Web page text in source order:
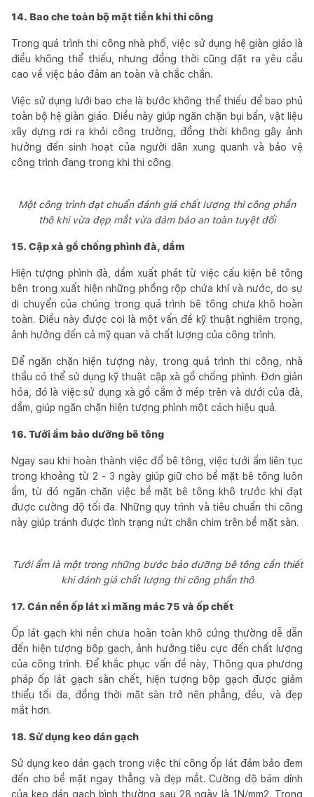
14. Bao che toàn bộ mặt tiền khi thi công
Trong quá trình thi công nhà phố, việc sử dụng hệ giàn giáo là
điều không thể thiếu, nhưng đồng thời cũng đặt ra yêu cầu
cao về việc bảo đảm an toàn và chắc chắn.
Việc sử dụng lưới bao che là bước không thể thiếu để bao phủ
toàn bộ hệ giàn giáo. Điều này giúp ngăn chặn bụi bẩn, vật liệu
xây dựng rơi ra khỏi công trường, đồng thời không gây ảnh
hưởng đến sinh hoạt của người dân xung quanh và bảo vệ
công trình đang trong khi thi công.
Một công trình đạt chuẩn đánh giá chất lượng thi công phần
thô khi vừa đẹp mắt vừa đảm bảo an toàn tuyệt đối
15. Cập xà gồ chống phình đà, dầm
Hiện tượng phình đà, dầm xuất phát từ việc cấu kiện bê tông
bên trong xuất hiện những phồng rộp chứa khí và nước, do sự
di chuyển của chúng trong quá trình bê tông chưa khô hoàn
toàn. Điều này được coi là một vấn đề kỹ thuật nghiêm trọng,
ảnh hưởng đến cả mỹ quan và chất lượng của công trình.
Để ngăn chặn hiện tượng này, trong quá trình thi công, nhà
thầu có thể sử dụng kỹ thuật cập xà gồ chống phình. Đơn giản
hóa, đó là việc sử dụng xà gồ cắm ở mép trên và dưới của đà,
dầm, giúp ngăn chặn hiện tượng phình một cách hiệu quả.
16. Tưới ẩm bảo dưỡng bê tông
Ngay sau khi hoàn thành việc đổ bê tông, việc tưới ẩm liên tục
trong khoảng từ 2 - 3 ngày giúp giữ cho bề mặt bê tông luôn
ẩm, từ đó ngăn chặn việc bề mặt bê tông khô trước khi đạt
được cường độ tối đa. Những quy trình và tiêu chuẩn thi công
này giúp tránh được tình trạng nứt chân chim trên bề mặt sàn.
Tưới ẩm là một trong những bước bảo dưỡng bê tông cần thiết
khi đánh giá chất lượng thi công phần thô
17. Cán nền ốp lát xi măng mác 75 và ốp chết
Ốp lát gạch khi nền chưa hoàn toàn khô cứng thường dễ dẫn
đến hiện tượng bộp gạch, ảnh hưởng tiêu cực đến chất lượng
của công trình. Để khắc phục vấn đề này, Thông qua phương
pháp ốp lát gạch sàn chết, hiện tượng bộp gạch được giảm
thiểu tối đa, đồng thời mặt sàn trở nên phẳng, đều, và đẹp
mắt hơn.
18. Sử dụng keo dán gạch
Sử dụng keo dán gạch trong việc thi công ốp lát đảm bảo đem
đến cho bề mặt ngay thẳng và đẹp mắt. Cường độ bám dính
của keo dán gạch bình thường sau 28 ngày là 1N/mm2. Trong